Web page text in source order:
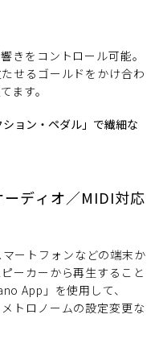
きをコントロール可能。
せるゴールドをかけ合わ
ます。
ディオ／MIDI対応
ートフォンなどの端末か
ーカーから再生すること
App」を使用して、
トロノームの設定変更な